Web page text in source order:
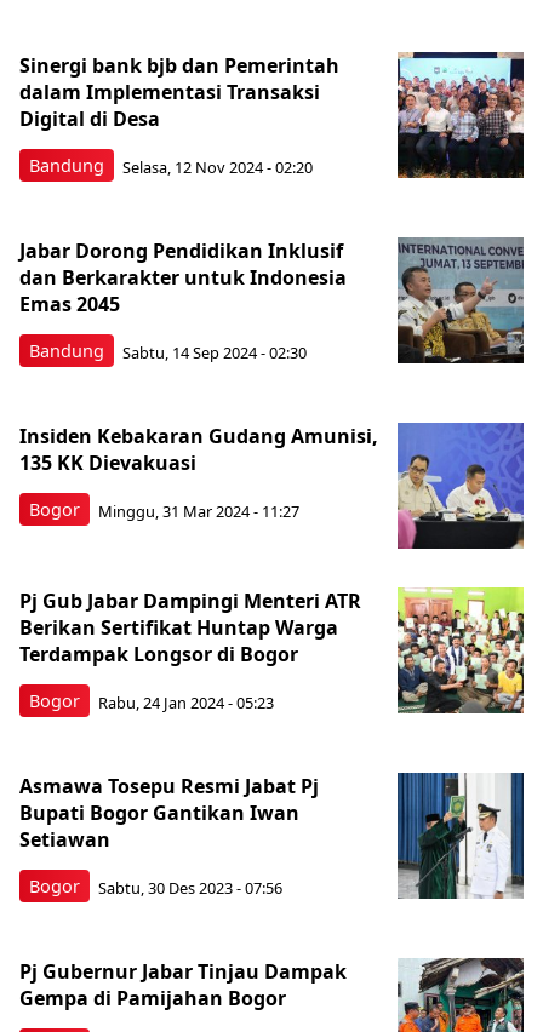
Bandung
Sinergi bank bjb dan Pemerintah
dalam Implementasi Transaksi
Digital di Desa
Selasa, 12 Nov 2024 - 02:20
Bandung
Jabar Dorong Pendidikan Inklusif
dan Berkarakter untuk Indonesia
Emas 2045
Sabtu, 14 Sep 2024 - 02:30
Bogor
Insiden Kebakaran Gudang Amunisi,
135 KK Dievakuasi
Minggu, 31 Mar 2024 - 11:27
Bogor
Pj Gub Jabar Dampingi Menteri ATR
Berikan Sertifikat Huntap Warga
Terdampak Longsor di Bogor
Rabu, 24 Jan 2024 - 05:23
Bogor
Asmawa Tosepu Resmi Jabat Pj
Bupati Bogor Gantikan Iwan
Setiawan
Sabtu, 30 Des 2023 - 07:56
Pj Gubernur Jabar Tinjau Dampak
Gempa di Pamijahan Bogor